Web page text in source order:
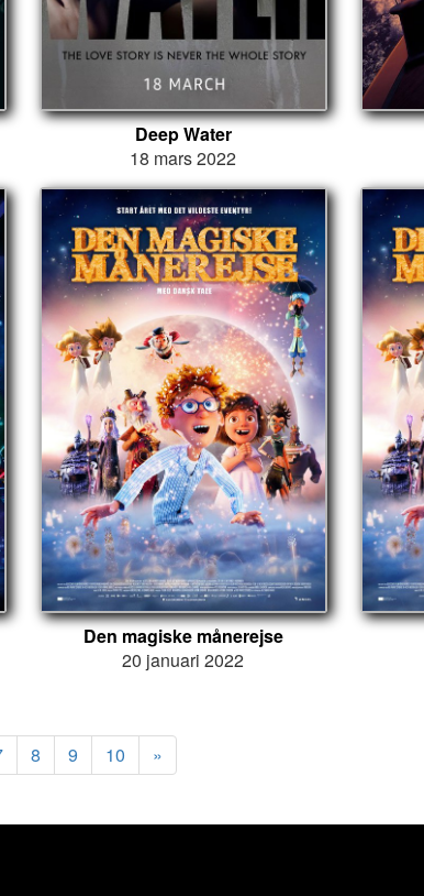
Deep Water
18 mars 2022
Den magiske månerejse
20 januari 2022
8 9 10 »